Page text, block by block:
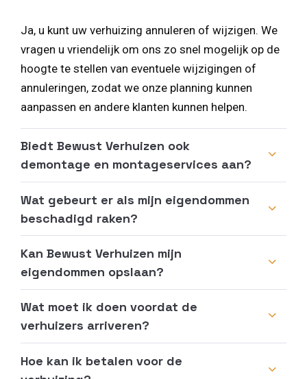
Ja, u kunt uw verhuizing annuleren of wijzigen. We
vragen u vriendelijk om ons zo snel mogelijk op de
hoogte te stellen van eventuele wijzigingen of
annuleringen, zodat we onze planning kunnen
aanpassen en andere klanten kunnen helpen.
Biedt Bewust Verhuizen ook
demontage en montageservices aan?
Wat gebeurt er als mijn eigendommen
beschadigd raken?
Kan Bewust Verhuizen mijn
eigendommen opslaan?
Wat moet ik doen voordat de
verhuizers arriveren?
Hoe kan ik betalen voor de